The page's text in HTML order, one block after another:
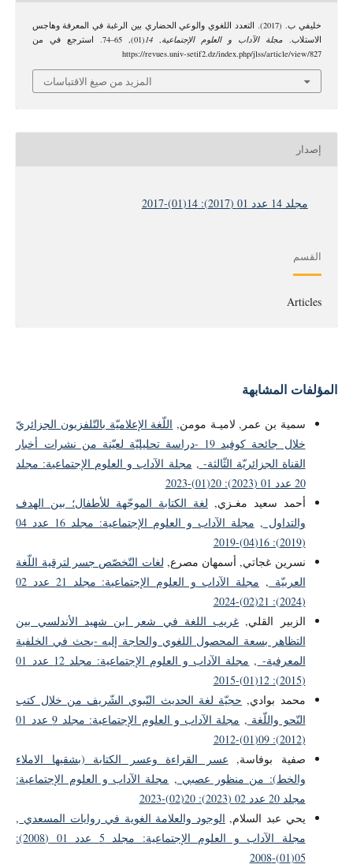
خليفي ب. (2017). التعدد اللغوي والوعي الحضاري بين الرغبة في المعرفة وهاجس
الاستلاب.مجلة الآداب و العلوم الإجتماعية,
14
(01), 65–74. استرجع في من
https://revues.univ-setif2.dz/index.php/jlss/article/view/827
المزيد من صيغ الاقتباسات
إصدار
مجلد 14 عدد 01 (2017): 14(01)-2017
القسم
Articles
المؤلفات المشابهة
سمية بن عمر, لاميـة مومن, اللّغة الإعلاميّة بالتّلفزيون الجزائريّ
خلال جائحة كوفيد 19 -دراسة تحليليّة لعيّنة من نشرات أخبار
القناة الجزائريّة الثّالثة- , مجلة الآداب و العلوم الإجتماعية: مجلد
20 عدد 01 (2023): 20(01)-2023
أحمد سعيد مغـزي, لغة الكتابة الموجّهة للأطفال؛ بين الهدف
والتداول ,
مجلة الآداب و العلوم الإجتماعية: مجلد 16 عدد 04
(2019): 16(04)-2019
نسرين غجاتي, أسمهان مصرع, لغات التّخصّص جسر لترقية اللّغة
العربيّة ,
مجلة الآداب و العلوم الإجتماعية: مجلد 21 عدد 02
(2024): 21(02)-2024
الزبير القلي, غريب اللغة في شعر ابن شهيد الأندلسي بين
التظاهر بسعة المحصول اللغوي والحاجة إليه -بحث في الخلفية
المعرفية- ,
مجلة الآداب و العلوم الإجتماعية: مجلد 12 عدد 01
(2015): 12(01)-2015
محمد بوادي, حجيّة لغة الحديث النّبوي الشّريف من خلال كتب
النّحو واللّغة ,
مجلة الآداب و العلوم الإجتماعية: مجلد 9 عدد 01
(2012): 09(01)-2012
صفية بوفاسة, عسر القراءة وعسر الكتابة (بشقيها الاملاء
والخط): من منظور عصبي , مجلة الآداب و العلوم الإجتماعية:
مجلد 20 عدد 02 (2023): 20(02)-2023
يحي عبد السلام, الوجود والعلامة الغوية في روايات المسعدي ,
مجلة الآداب و العلوم الإجتماعية: مجلد 5 عدد 01 (2008):
05(01)-2008